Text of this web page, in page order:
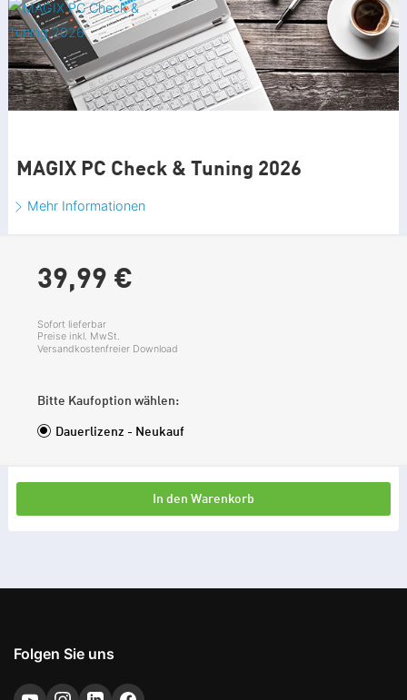
MAGIX PC Check & Tuning 2026
Mehr Informationen
39,99 €
Sofort lieferbar
Preise inkl. MwSt.
Versandkostenfreier Download
Bitte Kaufoption wählen:
Dauerlizenz - Neukauf
In den Warenkorb
Folgen Sie uns